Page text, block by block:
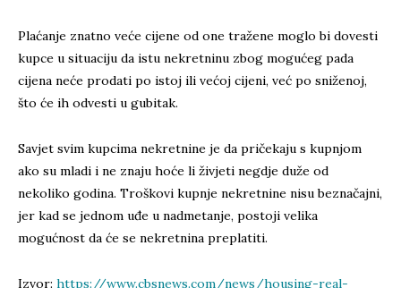
Plaćanje znatno veće cijene od one tražene moglo bi dovesti
kupce u situaciju da istu nekretninu zbog mogućeg pada
cijena neće prodati po istoj ili većoj cijeni, već po sniženoj,
što će ih odvesti u gubitak.
Savjet svim kupcima nekretnine je da pričekaju s kupnjom
ako su mladi i ne znaju hoće li živjeti negdje duže od
nekoliko godina. Troškovi kupnje nekretnine nisu beznačajni,
jer kad se jednom uđe u nadmetanje, postoji velika
mogućnost da će se nekretnina preplatiti.
Izvor: https://www.cbsnews.com/news/housing-real-